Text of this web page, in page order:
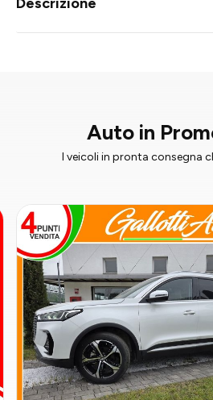
Auto in
I veicoli in pronta consegna